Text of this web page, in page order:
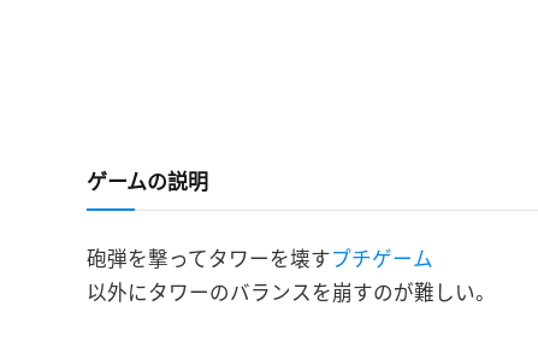
ゲームの説明
砲弾を撃ってタワーを壊すプチゲーム
以外にタワーのバランスを崩すのが難しい。